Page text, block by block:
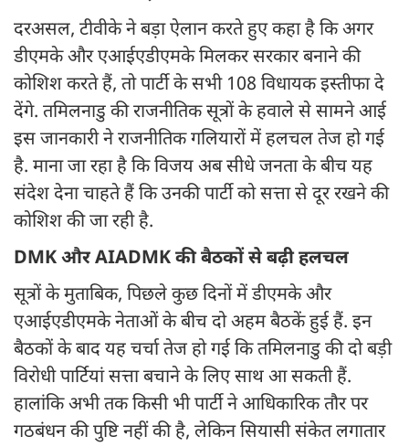
दरअसल, टीवीके ने बड़ा ऐलान करते हुए कहा है कि अगर
डीएमके और एआईएडीएमके मिलकर सरकार बनाने की
कोशिश करते हैं, तो पार्टी के सभी 108 विधायक इस्तीफा दे
देंगे. तमिलनाडु की राजनीतिक सूत्रों के हवाले से सामने आई
इस जानकारी ने राजनीतिक गलियारों में हलचल तेज हो गई
है. माना जा रहा है कि विजय अब सीधे जनता के बीच यह
संदेश देना चाहते हैं कि उनकी पार्टी को सत्ता से दूर रखने की
कोशिश की जा रही है.
DMK और AIADMK की बैठकों से बढ़ी हलचल
सूत्रों के मुताबिक, पिछले कुछ दिनों में डीएमके और
एआईएडीएमके नेताओं के बीच दो अहम बैठकें हुई हैं. इन
बैठकों के बाद यह चर्चा तेज हो गई कि तमिलनाडु की दो बड़ी
विरोधी पार्टियां सत्ता बचाने के लिए साथ आ सकती हैं.
हालांकि अभी तक किसी भी पार्टी ने आधिकारिक तौर पर
गठबंधन की पुष्टि नहीं की है, लेकिन सियासी संकेत लगातार